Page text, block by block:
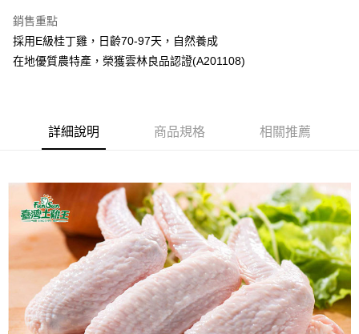
３．安心：先確認商品／服務後，再付款。
１．於結帳方式選擇「AFTEE先享後付」後，將跳轉至「AFTEE先享後付」
ATM／網路銀行／等多元方式進行付款，方視為交易完成。
※ 請注意：結帳手續完成當下不需立刻繳費，但若您需要取消訂單，請聯絡
購買商品的店家。未經商家同意取消之訂單仍視為有效，需透過AFTEE先享
※ 交易是否成功請以「AFTEE先享後付 」之結帳頁面顯示為準，若有關於
是否繳費成功／繳費後需取消欲退款等相關疑問，請聯繫「AFTEE先享後付
客戶支援中心」
https://netprotections.freshdesk.com/support/home
【注意事項】
１．透過由恩沛科技股份有限公司提供之「AFTEE先享後付」服務完成之交
易，需依本服務之必要範圍內提供個人資料，並將交易相關給付款項請求債
權轉讓予恩沛科技股份有限公司。
２．關於個人資料處理事宜，請瀏覽以下網址：
https://aftee.tw/terms/#terms3
３．未成年的使用者請事先徵得法定代理人或監護人之同意方可使用
冷凍宅配
每筆NT$190，滿NT$2,000(含以上)免運費
銷售重點
採用E級桂丁雞，日齡70-97天，自然養成
在地優質農特產，榮獲雲林良品認證(A201108)
詳細說明 商品規格 相關推薦